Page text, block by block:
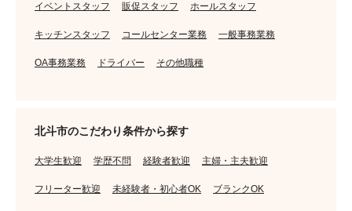
イベントスタッフ 販促スタッフ ホールスタッフ
キッチンスタッフ コールセンター業務 一般事務業務
OA事務業務 ドライバー その他職種
北斗市のこだわり条件から探す
大学生歓迎 学歴不問 経験者歓迎 主婦・主夫歓迎
フリーター歓迎 未経験者・初心者OK ブランクOK